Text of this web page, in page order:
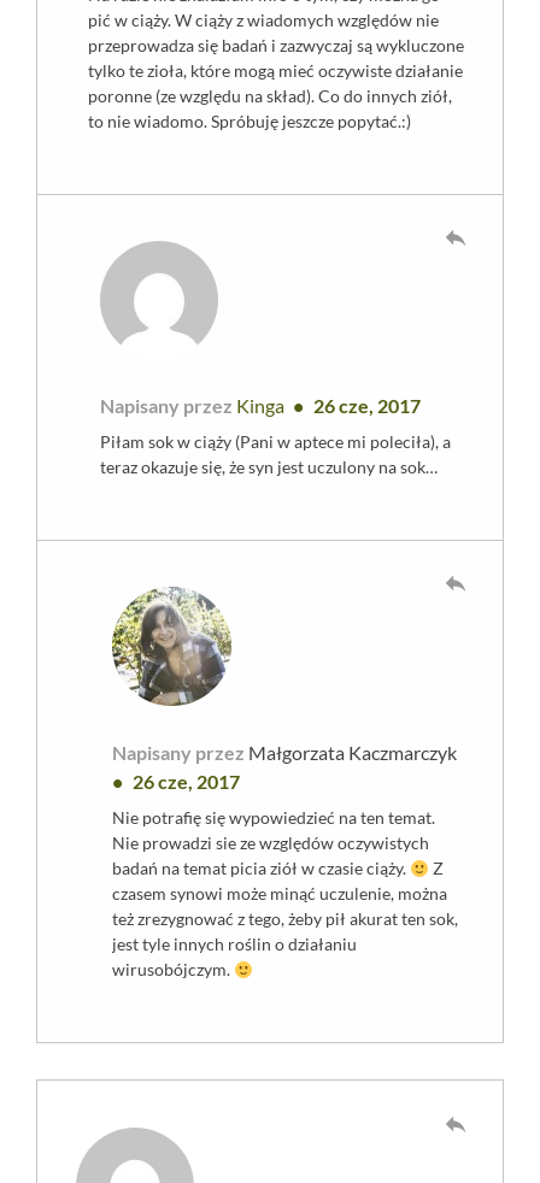
pić w ciąży. W ciąży z wiadomych względów nie
przeprowadza się badań i zazwyczaj są wykluczone
tylko te zioła, które mogą mieć oczywiste działanie
poronne (ze względu na skład). Co do innych ziół,
to nie wiadomo. Spróbuję jeszcze popytać.:)
Napisany przez Kinga 26 cze, 2017
Piłam sok w ciąży (Pani w aptece mi poleciła), a
teraz okazuje się, że syn jest uczulony na sok…
reply
Napisany przez Małgorzata Kaczmarczyk
26 cze, 2017
Nie potrafię się wypowiedzieć na ten temat.
Nie prowadzi sie ze względów oczywistych
badań na temat picia ziół w czasie ciąży.
Z
czasem synowi może minąć uczulenie, można
też zrezygnować z tego, żeby pił akurat ten sok,
jest tyle innych roślin o działaniu
wirusobójczym.
reply
reply